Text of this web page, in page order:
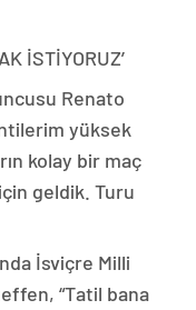
İSTİYORUZ’
Renato
yüksek
kolay bir maç
geldik. Turu
İsviçre Milli
“Tatil bana